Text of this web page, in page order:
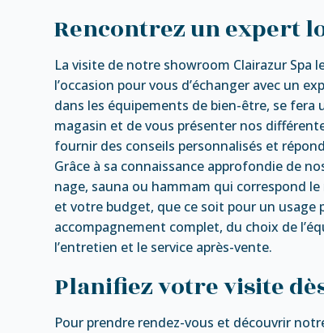
Rencontrez un expert
La visite de notre showroom Clairazur Spa
l’occasion pour vous d’échanger avec un
dans les équipements de bien-être, se
magasin et de vous présenter nos
fournir des conseils personnalisés et
Grâce à sa connaissance approfondie de
nage, sauna ou hammam qui correspond
et votre budget, que ce soit pour un usage
accompagnement complet, du choix de
l’entretien et le service après-vente.
Planifiez votre visite
Pour prendre rendez-vous et découvrir